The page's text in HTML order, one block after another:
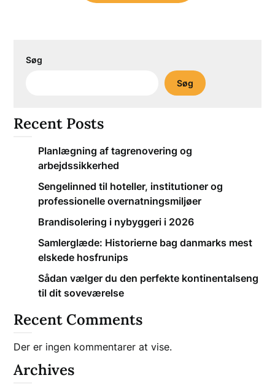
Søg
Søg
Recent Posts
Planlægning af tagrenovering og
arbejdssikkerhed
Sengelinned til hoteller, institutioner og
professionelle overnatningsmiljøer
Brandisolering i nybyggeri i 2026
Samlerglæde: Historierne bag danmarks mest
elskede hosfrunips
Sådan vælger du den perfekte kontinentalseng
til dit soveværelse
Recent Comments
Der er ingen kommentarer at vise.
Archives